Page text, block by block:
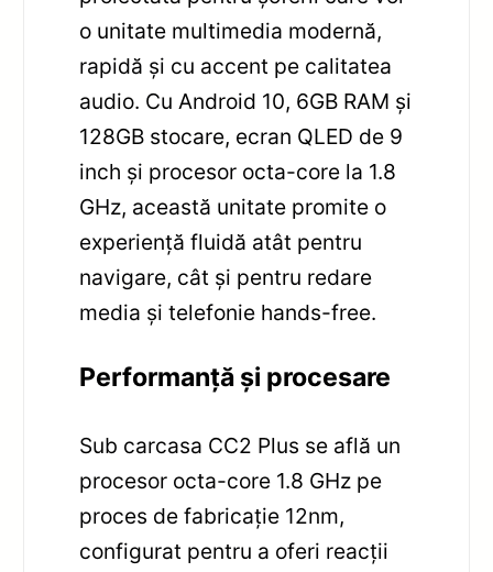
o unitate multimedia modernă,
rapidă și cu accent pe calitatea
audio. Cu Android 10, 6GB RAM și
128GB stocare, ecran QLED de 9
inch și procesor octa-core la 1.8
GHz, această unitate promite o
experiență fluidă atât pentru
navigare, cât și pentru redare
media și telefonie hands-free.
Performanță și procesare
Sub carcasa CC2 Plus se află un
procesor octa-core 1.8 GHz pe
proces de fabricație 12nm,
configurat pentru a oferi reacții